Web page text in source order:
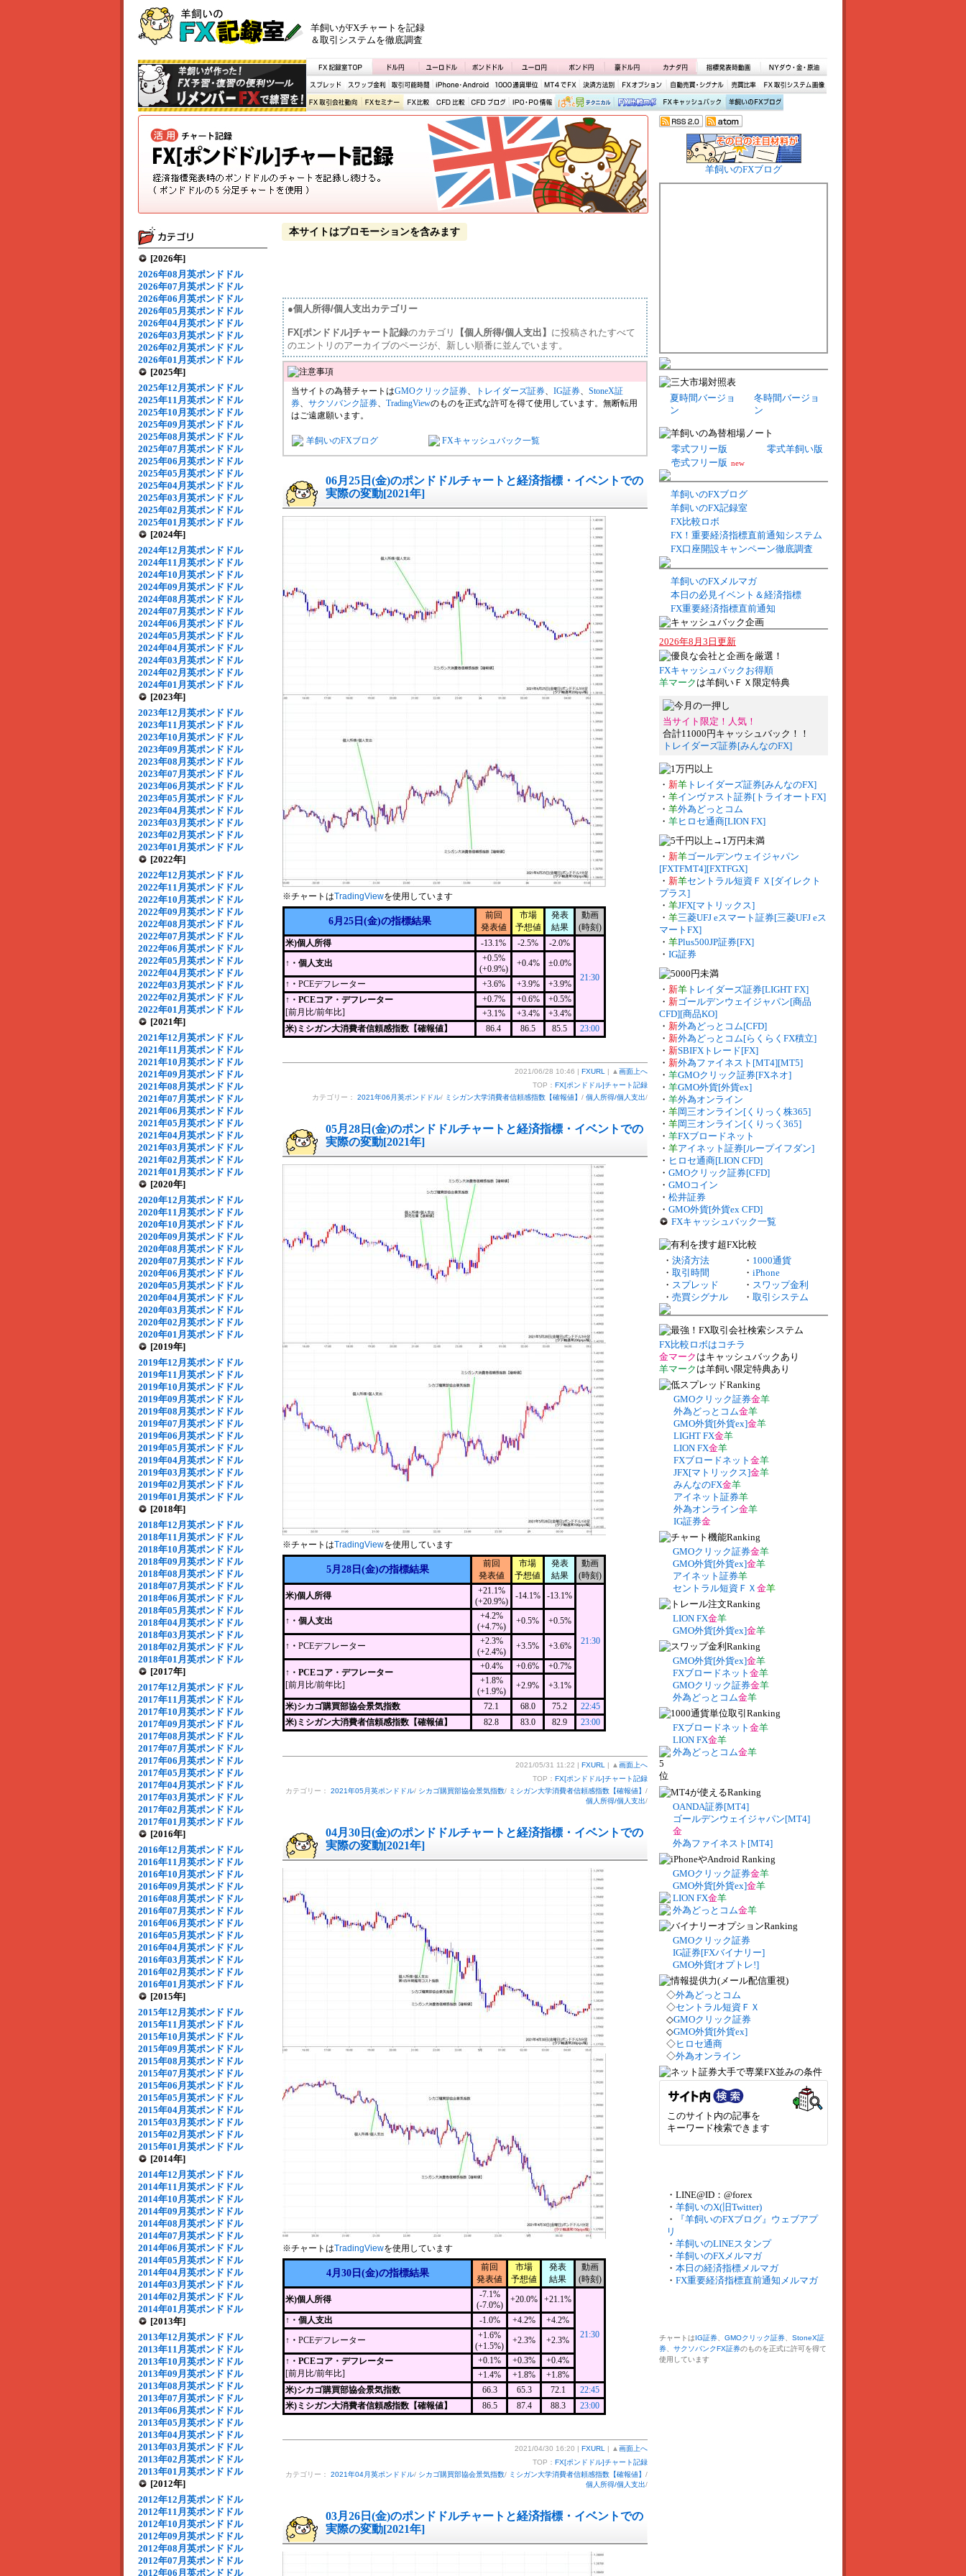
羊飼いがFXチャートを記録
＆取引システムを徹底調査
[2026年]
2026年08月英ポンドドル
2026年07月英ポンドドル
2026年06月英ポンドドル
2026年05月英ポンドドル
2026年04月英ポンドドル
2026年03月英ポンドドル
2026年02月英ポンドドル
2026年01月英ポンドドル
[2025年]
2025年12月英ポンドドル
2025年11月英ポンドドル
2025年10月英ポンドドル
2025年09月英ポンドドル
2025年08月英ポンドドル
2025年07月英ポンドドル
2025年06月英ポンドドル
2025年05月英ポンドドル
2025年04月英ポンドドル
2025年03月英ポンドドル
2025年02月英ポンドドル
2025年01月英ポンドドル
[2024年]
2024年12月英ポンドドル
2024年11月英ポンドドル
2024年10月英ポンドドル
2024年09月英ポンドドル
2024年08月英ポンドドル
2024年07月英ポンドドル
2024年06月英ポンドドル
2024年05月英ポンドドル
2024年04月英ポンドドル
2024年03月英ポンドドル
2024年02月英ポンドドル
2024年01月英ポンドドル
[2023年]
2023年12月英ポンドドル
2023年11月英ポンドドル
2023年10月英ポンドドル
2023年09月英ポンドドル
2023年08月英ポンドドル
2023年07月英ポンドドル
2023年06月英ポンドドル
2023年05月英ポンドドル
2023年04月英ポンドドル
2023年03月英ポンドドル
2023年02月英ポンドドル
2023年01月英ポンドドル
[2022年]
2022年12月英ポンドドル
2022年11月英ポンドドル
2022年10月英ポンドドル
2022年09月英ポンドドル
2022年08月英ポンドドル
2022年07月英ポンドドル
2022年06月英ポンドドル
2022年05月英ポンドドル
2022年04月英ポンドドル
2022年03月英ポンドドル
2022年02月英ポンドドル
2022年01月英ポンドドル
[2021年]
2021年12月英ポンドドル
2021年11月英ポンドドル
2021年10月英ポンドドル
2021年09月英ポンドドル
2021年08月英ポンドドル
2021年07月英ポンドドル
2021年06月英ポンドドル
2021年05月英ポンドドル
2021年04月英ポンドドル
2021年03月英ポンドドル
2021年02月英ポンドドル
2021年01月英ポンドドル
[2020年]
2020年12月英ポンドドル
2020年11月英ポンドドル
2020年10月英ポンドドル
2020年09月英ポンドドル
2020年08月英ポンドドル
2020年07月英ポンドドル
2020年06月英ポンドドル
2020年05月英ポンドドル
2020年04月英ポンドドル
2020年03月英ポンドドル
2020年02月英ポンドドル
2020年01月英ポンドドル
[2019年]
2019年12月英ポンドドル
2019年11月英ポンドドル
2019年10月英ポンドドル
2019年09月英ポンドドル
2019年08月英ポンドドル
2019年07月英ポンドドル
2019年06月英ポンドドル
2019年05月英ポンドドル
2019年04月英ポンドドル
2019年03月英ポンドドル
2019年02月英ポンドドル
2019年01月英ポンドドル
[2018年]
2018年12月英ポンドドル
2018年11月英ポンドドル
2018年10月英ポンドドル
2018年09月英ポンドドル
2018年08月英ポンドドル
2018年07月英ポンドドル
2018年06月英ポンドドル
2018年05月英ポンドドル
2018年04月英ポンドドル
2018年03月英ポンドドル
2018年02月英ポンドドル
2018年01月英ポンドドル
[2017年]
2017年12月英ポンドドル
2017年11月英ポンドドル
2017年10月英ポンドドル
2017年09月英ポンドドル
2017年08月英ポンドドル
2017年07月英ポンドドル
2017年06月英ポンドドル
2017年05月英ポンドドル
2017年04月英ポンドドル
2017年03月英ポンドドル
2017年02月英ポンドドル
2017年01月英ポンドドル
[2016年]
2016年12月英ポンドドル
2016年11月英ポンドドル
2016年10月英ポンドドル
2016年09月英ポンドドル
2016年08月英ポンドドル
2016年07月英ポンドドル
2016年06月英ポンドドル
2016年05月英ポンドドル
2016年04月英ポンドドル
2016年03月英ポンドドル
2016年02月英ポンドドル
2016年01月英ポンドドル
[2015年]
2015年12月英ポンドドル
2015年11月英ポンドドル
2015年10月英ポンドドル
2015年09月英ポンドドル
2015年08月英ポンドドル
2015年07月英ポンドドル
2015年06月英ポンドドル
2015年05月英ポンドドル
2015年04月英ポンドドル
2015年03月英ポンドドル
2015年02月英ポンドドル
2015年01月英ポンドドル
[2014年]
2014年12月英ポンドドル
2014年11月英ポンドドル
2014年10月英ポンドドル
2014年09月英ポンドドル
2014年08月英ポンドドル
2014年07月英ポンドドル
2014年06月英ポンドドル
2014年05月英ポンドドル
2014年04月英ポンドドル
2014年03月英ポンドドル
2014年02月英ポンドドル
2014年01月英ポンドドル
[2013年]
2013年12月英ポンドドル
2013年11月英ポンドドル
2013年10月英ポンドドル
2013年09月英ポンドドル
2013年08月英ポンドドル
2013年07月英ポンドドル
2013年06月英ポンドドル
2013年05月英ポンドドル
2013年04月英ポンドドル
2013年03月英ポンドドル
2013年02月英ポンドドル
2013年01月英ポンドドル
[2012年]
2012年12月英ポンドドル
2012年11月英ポンドドル
2012年10月英ポンドドル
2012年09月英ポンドドル
2012年08月英ポンドドル
2012年07月英ポンドドル
2012年06月英ポンドドル
本サイトはプロモーションを含みます
●個人所得/個人支出カテゴリー
FX[ポンドドル]チャート記録のカテゴリ 【個人所得/個人支出】 に投稿されたすべて
のエントリのアーカイブのページが、新しい順番に並んでいます。
当サイトの為替チャートはGMOクリック証券、 トレイダーズ証券、 IG証券、 StoneX証
券、 サクソバンク証券、 TradingViewのものを正式な許可を得て使用しています。無断転用
はご遠慮願います。
羊飼いのFXブログ FXキャッシュバック一覧
06月25日(金)のポンドドルチャートと経済指標・イベントでの
実際の変動[2021年]
※チャートはTradingViewを使用しています
6月25日(金)の指標結果
前回
発表値
市場
予想値
発表
結果
動画
(時刻)
米)個人所得
-13.1% -2.5% -2.0%
21:30
↑・個人支出
+0.5%
(+0.9%)
+0.4% ±0.0%
↑・ PCEデフレーター +3.6% +3.9%
+3.9%
↑・PCEコア・デフレーター
[前月比/前年比]
+0.7% +0.6%
+0.5%
+3.1%
+3.4%
+3.4%
米)ミシガン大消費者信頼感指数【確報値】
86.4 86.5 85.5 23:00
2021/06/28 10:46 | FXURL | ▲ 画面上へ
TOP： FX[ポンドドル]チャート記録
カテゴリー： 2021年06月英ポンドドル/ ミシガン大学消費者信頼感指数【確報値】 / 個人所得/個人支出/
05月28日(金)のポンドドルチャートと経済指標・イベントでの
実際の変動[2021年]
※チャートはTradingViewを使用しています
5月28日(金)の指標結果
前回
発表値
市場
予想値
発表
結果
動画
(時刻)
米)個人所得
+21.1%
(+20.9%)
-14.1% -13.1%
21:30
↑・個人支出
+4.2%
(+4.7%)
+0.5% +0.5%
↑・ PCEデフレーター
+2.3%
(+2.4%)
+3.5% +3.6%
↑・PCEコア・デフレーター
[前月比/前年比]
+0.4% +0.6%
+0.7%
+1.8%
(+1.9%)
+2.9% +3.1%
米)シカゴ購買部協会景気指数 72.1 68.0 75.2
22:45
米)ミシガン大消費者信頼感指数【確報値】
82.8 83.0 82.9 23:00
2021/05/31 11:22 | FXURL | ▲ 画面上へ
TOP： FX[ポンドドル]チャート記録
カテゴリー： 2021年05月英ポンドドル/ シカゴ購買部協会景気指数/ ミシガン大学消費者信頼感指数【確報値】 /
個人所得/個人支出/
04月30日(金)のポンドドルチャートと経済指標・イベントでの
実際の変動[2021年]
※チャートはTradingViewを使用しています
4月30日(金)の指標結果
前回
発表値
市場
予想値
発表
結果
動画
(時刻)
米)個人所得
-7.1%
(-7.0%)
+20.0% +21.1%
21:30
↑・個人支出 -1.0% +4.2%
+4.2%
↑・ PCEデフレーター
+1.6%
(+1.5%)
+2.3% +2.3%
↑・PCEコア・デフレーター
[前月比/前年比]
+0.1% +0.3%
+0.4%
+1.4%
+1.8%
+1.8%
米)シカゴ購買部協会景気指数
66.3 65.3 72.1
22:45
米)ミシガン大消費者信頼感指数【確報値】
86.5 87.4 88.3 23:00
2021/04/30 16:20 | FXURL | ▲ 画面上へ
TOP： FX[ポンドドル]チャート記録
カテゴリー： 2021年04月英ポンドドル/ シカゴ購買部協会景気指数/ ミシガン大学消費者信頼感指数【確報値】 /
個人所得/個人支出/
03月26日(金)のポンドドルチャートと経済指標・イベントでの
実際の変動[2021年]
羊飼いのFXブログ
夏時間バージョ
ン
冬時間バージョ
ン
零式フリー版
零式羊飼い版
壱式フリー版 new
羊飼いのFXブログ
羊飼いのFX記録室
FX比較ロボ
FX！重要経済指標直前通知システム
FX口座開設キャンペーン徹底調査
羊飼いのFXメルマガ
本日の必見イベント＆経済指標
FX重要経済指標直前通知
2026年8月3日更新
FXキャッシュバックお得順
羊マーク は羊飼いＦＸ限定特典
当サイト限定！人気！
合計11000円キャッシュバック！！
トレイダーズ証券[みんなのFX]
・ 新羊 トレイダーズ証券[みんなのFX]
・ 羊インヴァスト証券[トライオートFX]
・ 羊外為どっとコム
・ 羊ヒロセ通商[LION FX]
・ 新羊ゴールデンウェイジャパン
[FXTFMT4][FXTFGX]
・ 新羊セントラル短資ＦＸ[ダイレクト
プラス]
・ 羊JFX[マトリックス]
・ 羊三菱UFJ eスマート証券[三菱UFJ eス
マートFX]
・ 羊Plus500JP証券[FX]
・ IG証券
・ 新羊 トレイダーズ証券[LIGHT FX]
・ 新ゴールデンウェイジャパン[商品
CFD][商品KO]
・ 新外為どっとコム[CFD]
・ 新外為どっとコム[らくらくFX積立]
・ 新SBIFXトレード[FX]
・ 新外為ファイネスト[MT4][MT5]
・ 羊GMOクリック証券[FXネオ]
・ 羊GMO外貨[外貨ex]
・ 羊外為オンライン
・ 羊岡三オンライン[くりっく株365]
・ 羊岡三オンライン[くりっく365]
・ 羊FXブロードネット
・ 羊アイネット証券[ループイフダン]
・ ヒロセ通商[LION CFD]
・ GMOクリック証券[CFD]
・ GMOコイン
・ 松井証券
・ GMO外貨[外貨ex CFD]
FXキャッシュバック一覧
・ 決済方法 ・ 1000通貨
・ 取引時間 ・ iPhone
・ スプレッド ・ スワップ金利
・ 売買シグナル ・ 取引システム
FX比較ロボはコチラ
金マーク はキャッシュバックあり
羊マーク は羊飼い限定特典あり
GMOクリック証券金羊
外為どっとコム金羊
GMO外貨[外貨ex]金羊
LIGHT FX金羊
LION FX金羊
FXブロードネット 金羊
JFX[マトリックス]金羊
みんなのFX金羊
アイネット証券羊
外為オンライン金羊
IG証券金
GMOクリック証券金羊
GMO外貨[外貨ex]金羊
アイネット証券羊
セントラル短資ＦＸ 金羊
LION FX金羊
GMO外貨[外貨ex]金羊
GMO外貨[外貨ex]金羊
FXブロードネット 金羊
GMOクリック証券金羊
外為どっとコム金羊
FXブロードネット 金羊
LION FX金羊
外為どっとコム金羊
OANDA証券[MT4]
ゴールデンウェイジャパン[MT4]
金
外為ファイネスト[MT4]
GMOクリック証券金羊
GMO外貨[外貨ex]金羊
LION FX金羊
外為どっとコム金羊
GMOクリック証券
IG証券[FXバイナリー]
GMO外貨[オプトレ!]
◇外為どっとコム
◇セントラル短資ＦＸ
◇GMOクリック証券
◇GMO外貨[外貨ex]
◇ヒロセ通商
◇外為オンライン
このサイト内の記事を
キーワード検索できます
・LINE@ID：@forex
・ 羊飼いのX(旧Twitter)
・
『羊飼いのFXブログ』ウェブアプ
リ
・ 羊飼いのLINEスタンプ
・ 羊飼いのFXメルマガ
・ 本日の経済指標メルマガ
・ FX重要経済指標直前通知メルマガ
チャートはIG証券 GMOクリック証券
StoneX証
券
サクソバンクFX証券のものを正式に許可を得て
使用しています